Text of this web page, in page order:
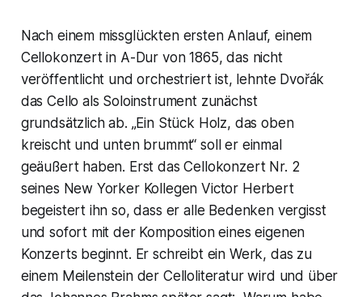
Nach einem missglückten ersten Anlauf, einem
Cellokonzert in A-Dur von 1865, das nicht
veröffentlicht und orchestriert ist, lehnte Dvořák
das Cello als Soloinstrument zunächst
grundsätzlich ab. „Ein Stück Holz, das oben
kreischt und unten brummt“ soll er einmal
geäußert haben. Erst das Cellokonzert Nr. 2
seines New Yorker Kollegen Victor Herbert
begeistert ihn so, dass er alle Bedenken vergisst
und sofort mit der Komposition eines eigenen
Konzerts beginnt. Er schreibt ein Werk, das zu
einem Meilenstein der Celloliteratur wird und über